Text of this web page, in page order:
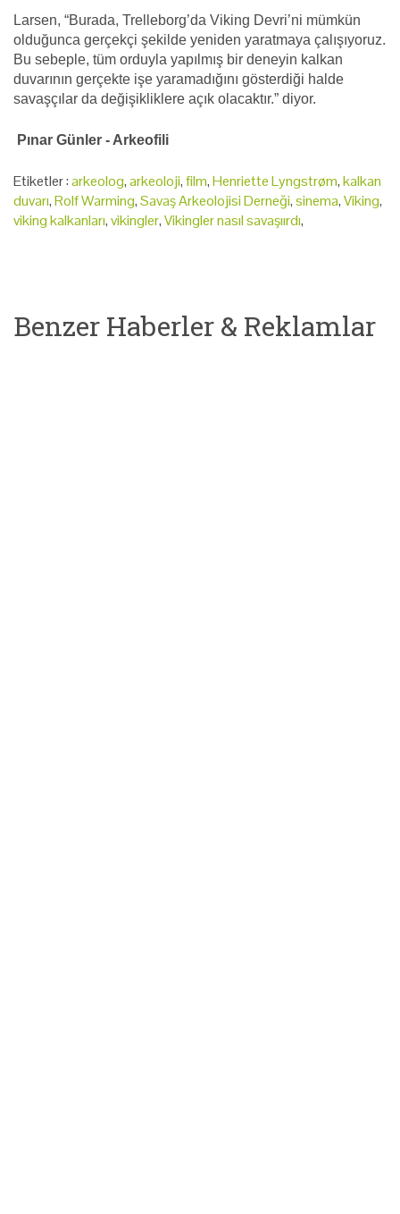
Larsen, “Burada, Trelleborg’da Viking Devri’ni mümkün
olduğunca gerçekçi şekilde yeniden yaratmaya çalışıyoruz.
Bu sebeple, tüm orduyla yapılmış bir deneyin kalkan
duvarının gerçekte işe yaramadığını gösterdiği halde
savaşçılar da değişikliklere açık olacaktır.” diyor.
Pınar Günler - Arkeofili
Etiketler :arkeolog,arkeoloji,film,Henriette Lyngstrøm,kalkan
duvarı,Rolf Warming,Savaş Arkeolojisi Derneği,sinema,Viking,
viking kalkanları,vikingler,Vikingler nasıl savaşıırdı,
Benzer Haberler & Reklamlar